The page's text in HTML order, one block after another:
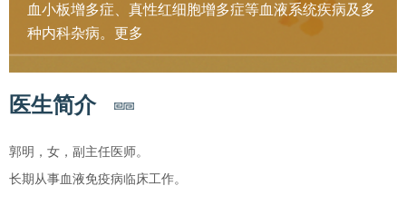
血小板增多症、真性红细胞增多症等血液系统疾病及多
种内科杂病。 更多
医生简介
郭明，女，副主任医师。
长期从事血液免疫病临床工作。